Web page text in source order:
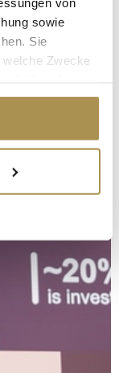
sowie
Sie
Zwecke
das Privacy
Lage
genau sein
identifizieren
Daten
im
zu